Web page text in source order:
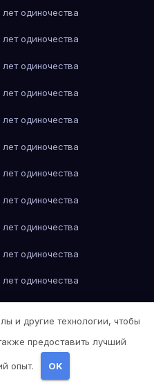
одиночества
одиночества
одиночества
одиночества
одиночества
одиночества
одиночества
одиночества
одиночества
одиночества
одиночества
одиночества
и другие технологии, чтобы
предоставить лучший
опыт. OK